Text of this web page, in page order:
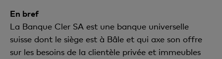
En bref
La Banque Cler SA est une banque universelle
suisse dont le siège est à Bâle et qui axe son offre
sur les besoins de la clientèle privée et immeubles